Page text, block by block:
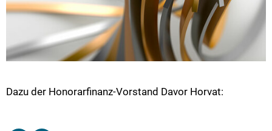
Dazu der Honorarfinanz-Vorstand Davor Horvat: